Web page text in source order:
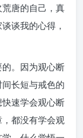
唐的自己，真
谈我的心得，
。因为观心断
长短与戒色的
速学会观心断
都没有学会观